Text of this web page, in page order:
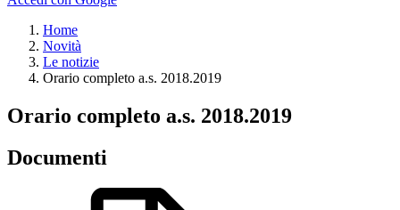
Home
Novità
Le notizie
Orario completo a.s. 2018.2019
Orario completo a.s. 2018.2019
Documenti